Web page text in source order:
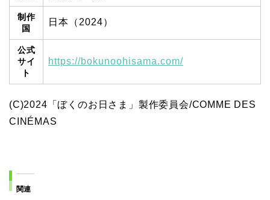
制作
国
日本（2024）
公式
サイ
ト
https://bokunoohisama.com/
(C)2024「ぼくのお日さま」製作委員会/COMME DES
CINÉMAS
関連